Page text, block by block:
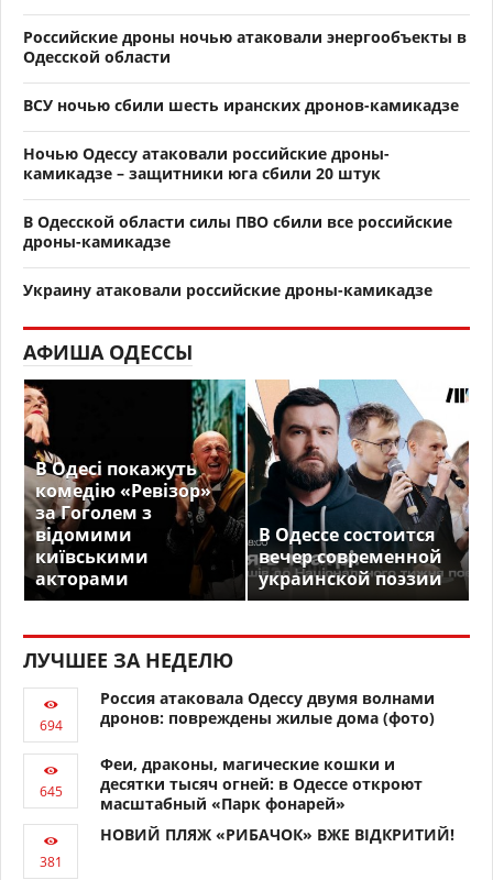
Российские дроны ночью атаковали энергообъекты в
Одесской области
ВСУ ночью сбили шесть иранских дронов-камикадзе
Ночью Одессу атаковали российские дроны-
камикадзе – защитники юга сбили 20 штук
В Одесской области силы ПВО сбили все российские
дроны-камикадзе
Украину атаковали российские дроны-камикадзе
АФИША ОДЕССЫ
В Одесі покажуть
комедію «Ревізор»
за Гоголем з
відомими
київськими
акторами
В Одессе состоится
вечер современной
украинской поэзии
ЛУЧШЕЕ ЗА НЕДЕЛЮ
Россия атаковала Одессу двумя волнами
дронов: повреждены жилые дома (фото)
Феи, драконы, магические кошки и
десятки тысяч огней: в Одессе откроют
масштабный «Парк фонарей»
НОВИЙ ПЛЯЖ «РИБАЧОК» ВЖЕ ВІДКРИТИЙ!